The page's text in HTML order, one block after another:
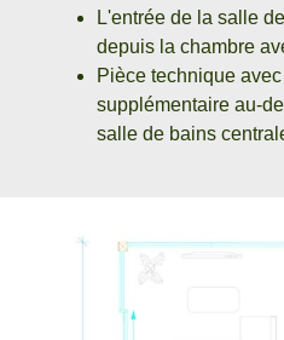
L'entrée de la salle
depuis la chambre
Pièce technique
supplémentaire au-
salle de bains